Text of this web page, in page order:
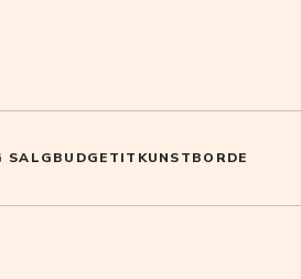
SALGBUDGETIT KUNSTBORDE